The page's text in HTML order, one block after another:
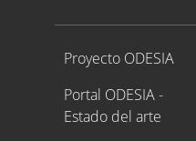
Proyecto ODESIA
Proyecto ODESIA
Portal ODESIA -
Estado del arte